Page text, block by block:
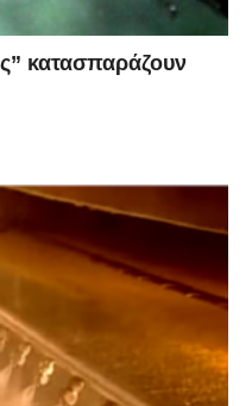
κατασπαράζουν